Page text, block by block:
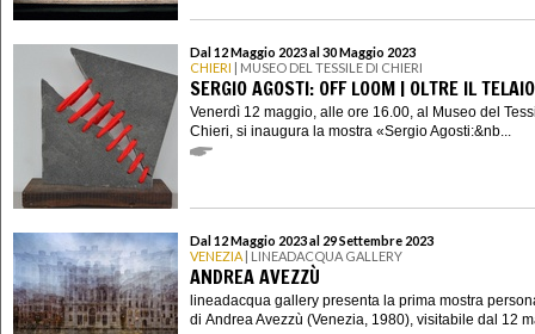
Dal 12 Maggio 2023 al 30 Maggio 2023
CHIERI | MUSEO DEL TESSILE DI CHIERI
SERGIO AGOSTI: OFF LOOM | OLTRE IL TELAIO
Venerdì 12 maggio, alle ore 16.00, al Museo del
Chieri, si inaugura la mostra «Sergio Agosti:&nb...
Dal 12 Maggio 2023 al 29 Settembre 2023
VENEZIA | LINEADACQUA GALLERY
ANDREA AVEZZÙ
lineadacqua gallery presenta la prima mostra
di Andrea Avezzù (Venezia, 1980), visitabile dal 12